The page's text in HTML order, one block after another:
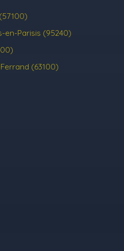
en-Parisis (95240)
(63100)